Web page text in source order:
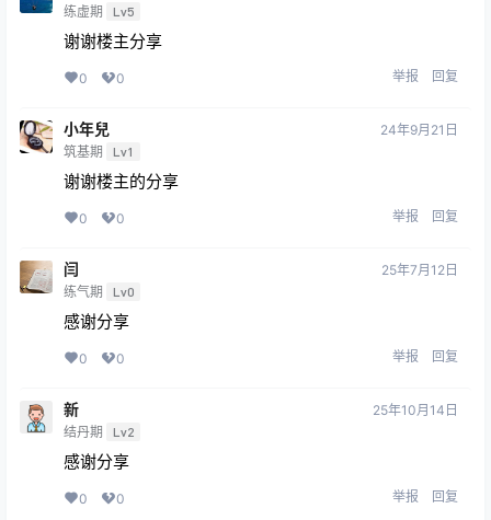
练虚期 Lv5
谢谢楼主分享
0 0 举报 回复
小年兒
筑基期 Lv1
24年9月21日
谢谢楼主的分享
0 0 举报 回复
闫
练气期 Lv0
25年7月12日
感谢分享
0 0 举报 回复
新
结丹期 Lv2
25年10月14日
感谢分享
0 0 举报 回复